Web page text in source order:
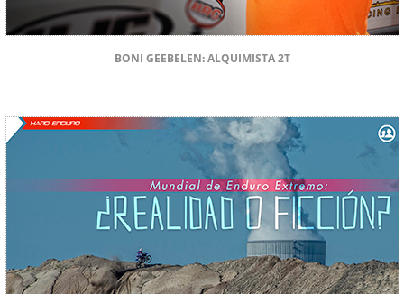
BONI GEEBELEN: ALQUIMISTA 2T